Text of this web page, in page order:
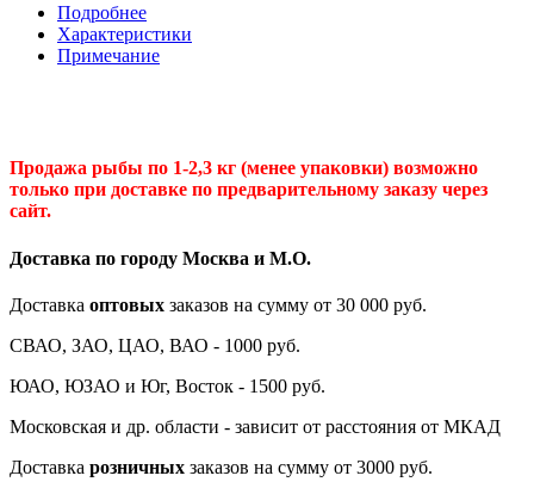
Подробнее
Характеристики
Примечание
Продажа рыбы по 1-2,3 кг (менее упаковки) возможно
только при доставке по предварительному заказу через
сайт.
Доставка по городу Москва и М.О.
Доставка оптовых заказов на сумму от 30 000 руб.
СВАО, ЗАО, ЦАО, ВАО - 1000 руб.
ЮАО, ЮЗАО и Юг, Восток - 1500 руб.
Московская и др. области - зависит от расстояния от МКАД
Доставка розничных заказов на сумму от 3000 руб.